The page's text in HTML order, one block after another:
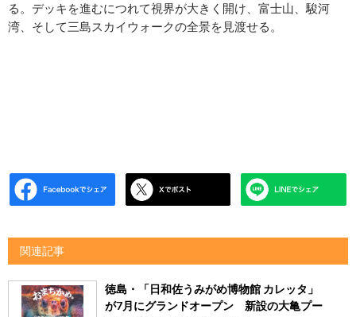
る。デッキを進むにつれて視界が大きく開け、富士山、駿河
湾、そして三島スカイウォークの全景を見渡せる。
関連記事
徳島・「日和佐うみがめ博物館 カレッタ」
が7月にグランドオープン 新設の大亀プー